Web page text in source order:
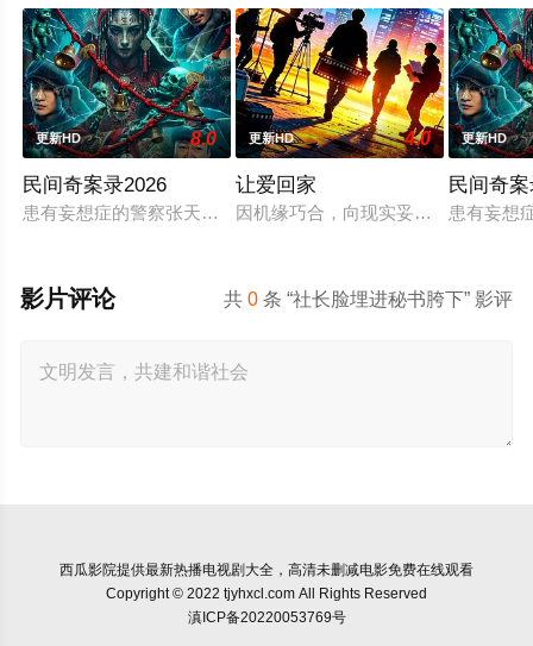
更新HD 8.0
民间奇案录2026
患有妄想症的警察张天盛遇上一起离奇的神像杀人事件，勘案过
更新HD 4.0
让爱回家
因机缘巧合，向现实妥协的导演朱达
更新HD
民间奇
患有妄想
共0 条 “社长脸埋进秘书胯下” 影评
影片评论
西瓜影院提供最新热播电视剧大全，高清未删减电影免费在线观看
Copyright © 2022 tjyhxcl.com All Rights Reserved
滇ICP备20220053769号